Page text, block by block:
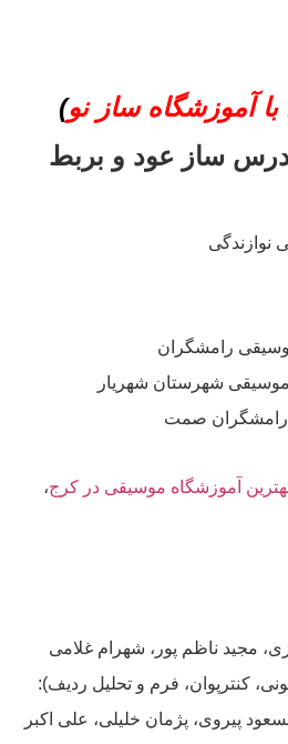
آموزشگاه ساز نو)
ساز عود و بربط
نوازندگی
رامشگران
شهرستان شهریار
صمت
آموزشگاه موسیقی در کرج،
مجید ناظم پور، شهرام غلامی
کنترپوان، فرم و تحلیل ردیف):
پیروی، پژمان خلیلی، علی اکبر